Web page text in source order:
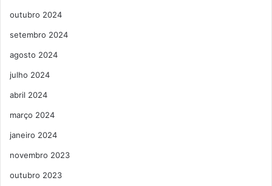
outubro 2024
setembro 2024
agosto 2024
julho 2024
abril 2024
março 2024
janeiro 2024
novembro 2023
outubro 2023